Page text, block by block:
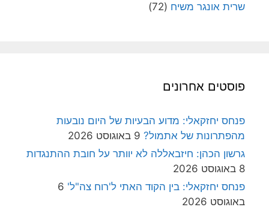
שרית אונגר משיח (72)
פוסטים אחרונים
פנחס יחזקאלי: מדוע הבעיות של היום נובעות
מהפתרונות של אתמול? 9 באוגוסט 2026
גרשון הכהן: חיזבאללה לא יוותר על חובת ההתנגדות
8 באוגוסט 2026
פנחס יחזקאלי: בין הקוד האתי ל'רוח צה"ל' 6
באוגוסט 2026